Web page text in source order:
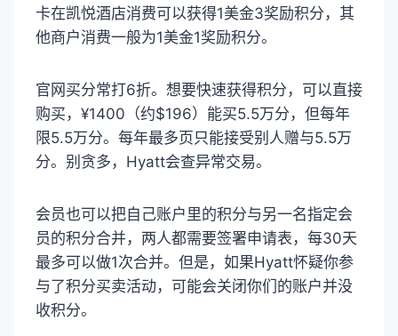
卡在凯悦酒店消费可以获得1美金3奖励积分，其
他商户消费一般为1美金1奖励积分。
官网买分常打6折。想要快速获得积分，可以直接
购买，¥1400（约$196）能买5.5万分，但每年
限5.5万分。每年最多页只能接受别人赠与5.5万
分。别贪多，Hyatt会查异常交易。
会员也可以把自己账户里的积分与另一名指定会
员的积分合并，两人都需要签署申请表，每30天
最多可以做1次合并。但是，如果Hyatt怀疑你参
与了积分买卖活动，可能会关闭你们的账户并没
收积分。